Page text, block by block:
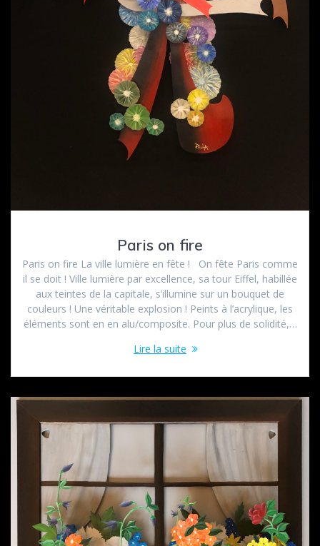
Paris on fire
Paris on fire La ville lumière en fête ! On fête Paris comme
il se doit ! Ville lumière par excellence, sa tour Eiffel, habillée
aux teintes de la capitale, s’illumine sur un bouquet de
couleurs ! Une véritable explosion ! Peints à l’acrylique, les
éléments sont en en alu/composite. Pour plus de solidité,…
Lire la suite